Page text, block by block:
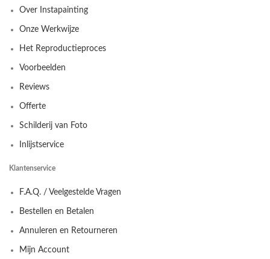
Over Instapainting
Onze Werkwijze
Het Reproductieproces
Voorbeelden
Reviews
Offerte
Schilderij van Foto
Inlijstservice
Klantenservice
F.A.Q. / Veelgestelde Vragen
Bestellen en Betalen
Annuleren en Retourneren
Mijn Account